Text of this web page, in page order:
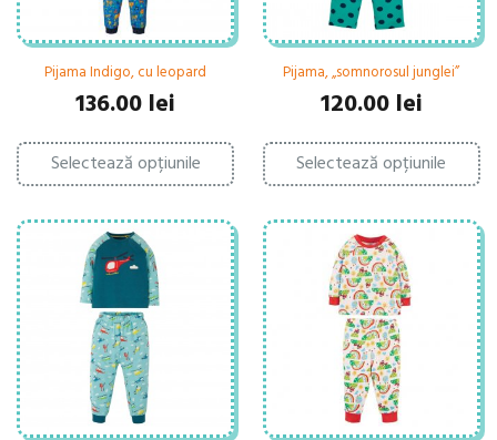
Pijama Indigo, cu leopard
136.00 lei
Selectează opțiunile
Acest
produs
are
multe
variații.
Opțiunile
pot
fi
alese
în
pagina
produsului.
Pijama, „somnorosul junglei”
120.00 lei
Selectează opțiunile
fi
în